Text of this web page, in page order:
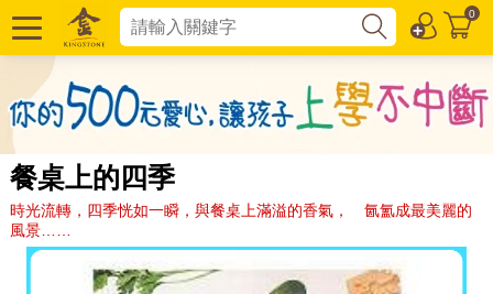
0
餐桌上的四季
時光流轉，四季恍如一瞬，與餐桌上滿溢的香氣， 氤氳成最美麗的
風景……